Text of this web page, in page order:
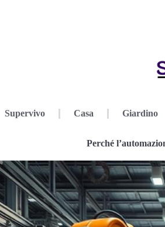
Supervivo Casa Giardino
Perché